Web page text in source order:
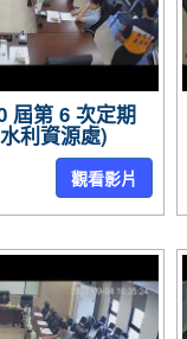
屆第 6 次定期
利資源處)
觀看影片